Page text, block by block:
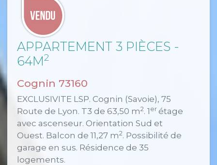
APPARTEMENT 3 PIÈCES -
64M2
Cognin 73160
EXCLUSIVITE LSP. Cognin (Savoie), 75
Route de Lyon. T3 de 63,50 m2. 1 er étage
avec ascenseur. Orientation Sud et
Ouest. Balcon de 11,27 m2. Possibilité de
garage en sus. Résidence de 35
logements.